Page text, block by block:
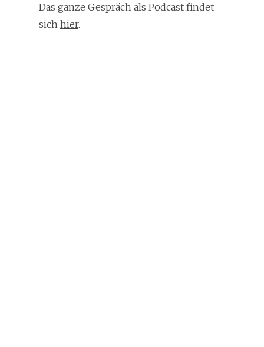
Das ganze Gespräch als Podcast findet
sich hier.